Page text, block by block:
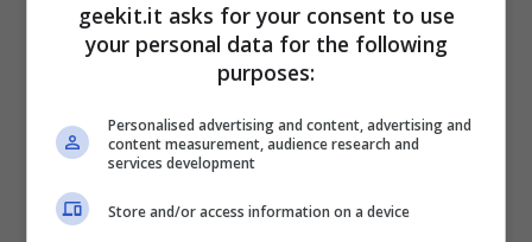
bundle quattro in uno porta anche un
aggiornamento grafico completo per
raffinata e aggiornata. I giocatori
possono ora godere di effetti di
illuminazione e particelle notevolmente
geekit.it asks for your consent to use
your personal data for the following
purposes:
Personalised advertising and content, advertising and
content measurement, audience research and
services development
Store and/or access information on a device